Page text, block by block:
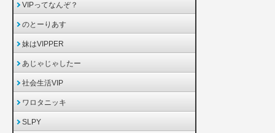
VIPってなんぞ？
のとーりあす
妹はVIPPER
あじゃじゃしたー
社会生活VIP
ワロタニッキ
SLPY